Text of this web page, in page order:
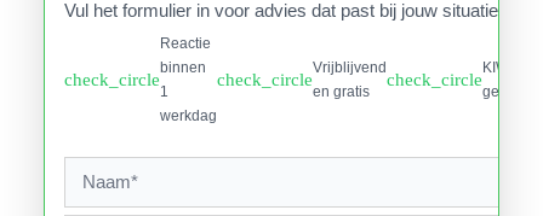
Vul het formulier in voor advies dat past bij jouw situatie.
check_circle
Reactie
binnen
1
werkdag
check_circle
Vrijblijvend
en gratis
check_circle
KIWA